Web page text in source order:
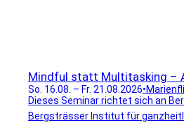
Mindful statt Multitasking –
So. 16.08. – Fr. 21.08.2026•
Dieses Seminar richtet sich an
Bergsträsser Institut für